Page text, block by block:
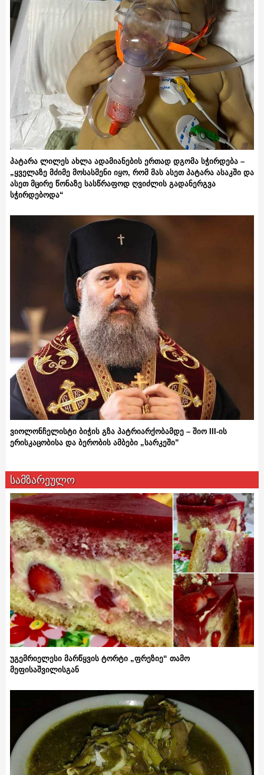
პატარა ლილეს ახლა ადამიანების ერთად დგომა სჭირდება –
„ყველაზე მძიმე მოსასმენი იყო, რომ მას ასეთ პატარა ასაკში და
ასეთ მცირე წონაზე სასწრაფოდ ღვიძლის გადანერგვა
სჭირდებოდა“
ვიოლონჩელისტი ბიჭის გზა პატრიარქობამდე – შიო III-ის
ერისკაცობისა და ბერობის ამბები „სარკეში”
სამზარეულო
უგემრიელესი მარწყვის ტორტი „ფრეზიე“ თამო
მეფისაშვილისგან